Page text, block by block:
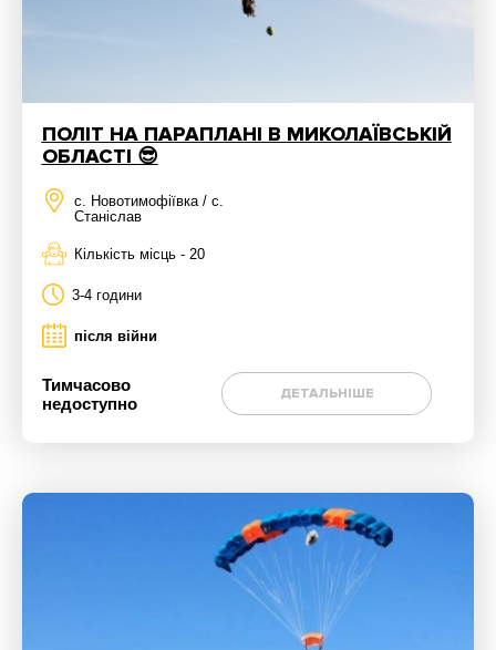
ПОЛІТ НА ПАРАПЛАНІ В МИКОЛАЇВСЬКІЙ
ОБЛАСТІ 😎
с. Новотимофіївка / с.
Станіслав
Кількість місць - 20
3-4 години
після війни
Тимчасово
недоступно
ДЕТАЛЬНІШЕ